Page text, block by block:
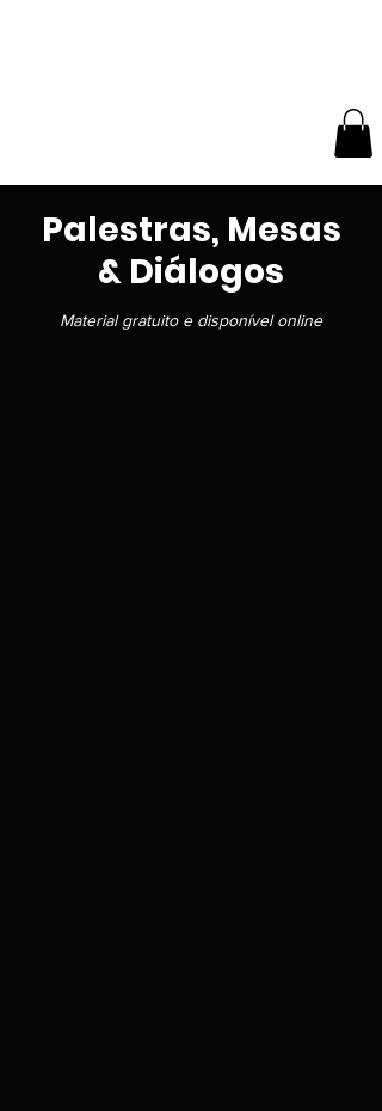
Palestras, Mesas
& Diálogos
Material gratuito e disponível online